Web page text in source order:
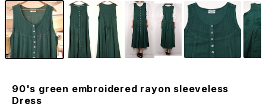
90's green embroidered rayon sleeveless
Dress